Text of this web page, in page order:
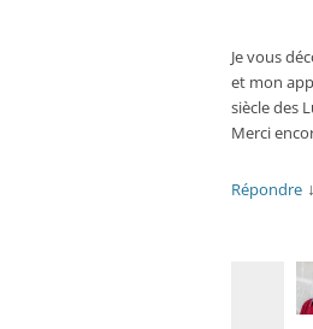
Je vous
et mon
siècle des
Merci
Répondre ↓